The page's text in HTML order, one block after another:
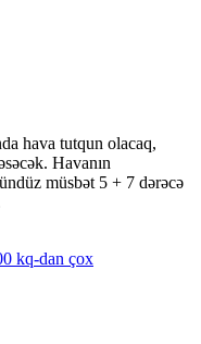
hava tutqun olacaq,
Havanın
müsbət 5 + 7 dərəcə